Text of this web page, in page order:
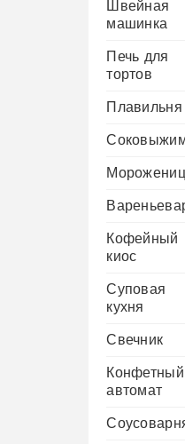
Швейная
машинка
Печь для
тортов
Плавильня
Кофейный
киос
Суповая
кухня
Свечник
Конфетный
автомат